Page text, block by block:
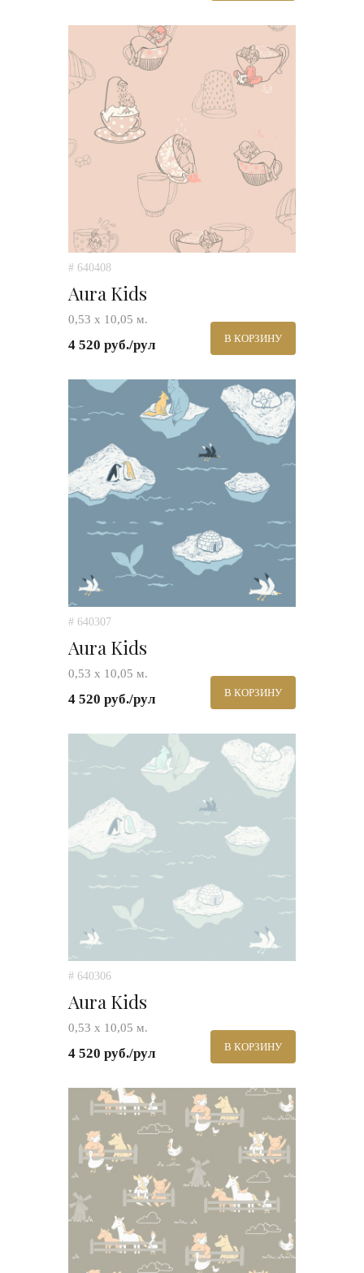
# 640408
Aura Kids
0,53 х 10,05 м.
4 520 руб./рул В КОРЗИНУ
# 640307
Aura Kids
0,53 х 10,05 м.
4 520 руб./рул В КОРЗИНУ
# 640306
Aura Kids
0,53 х 10,05 м.
4 520 руб./рул В КОРЗИНУ